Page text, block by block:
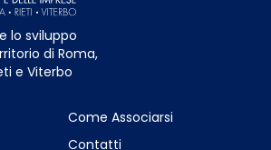
lo sviluppo
di Roma,
e Viterbo
Come Associarsi
Contatti